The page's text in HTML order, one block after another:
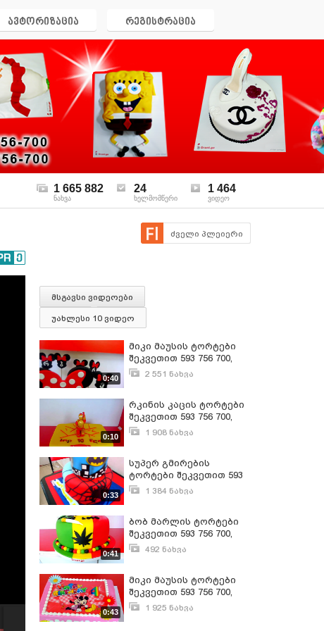
ავტორიზაცია რეგისტრაცია
1 665 882
ნახვა
24
ხელმომწერი
1 464
ვიდეო
ძველი პლეიერი
მსგავსი ვიდეოები
უახლესი 10 ვიდეო
0:40
მიკი მაუსის ტორტები
შეკვეთით 593 756 700,
"გრანტის ტორტები"
2 551 ნახვა
0:10
რკინის კაცის ტორტები
შეკვეთით 593 756 700,
"გრანტის ტორტები"
1 908 ნახვა
0:33
სუპერ გმირების
ტორტები შეკვეთით 593
756 700, "გრანტის
1 384 ნახვა
0:41
ბობ მარლის ტორტები
შეკვეთით 593 756 700,
"გრანტის ტორტები"
492 ნახვა
0:43
მიკი მაუსის ტორტები
შეკვეთით 593 756 700,
"გრანტის ტორტები"
1 925 ნახვა